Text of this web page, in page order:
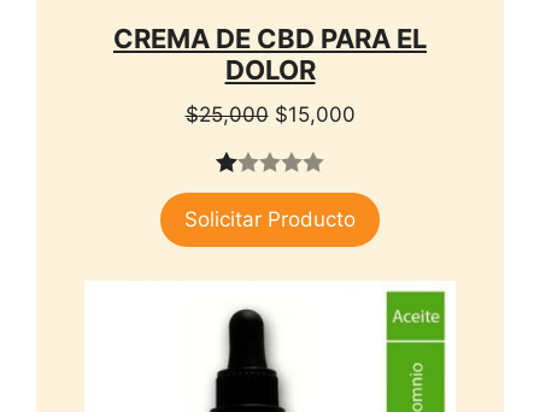
CREMA DE CBD PARA EL
DOLOR
$25,000 El
original
$25,000.
$15,000El
es:
$15,000.
1.
00
Solicitar Producto